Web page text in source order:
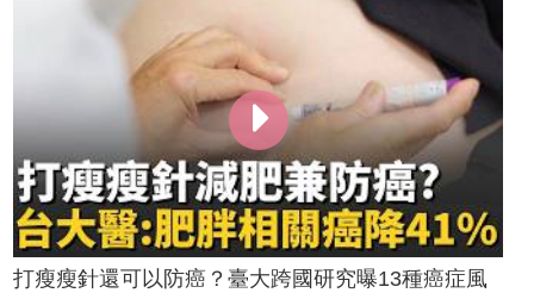
打瘦瘦針還可以防癌？臺大跨國研究曝13種癌症風